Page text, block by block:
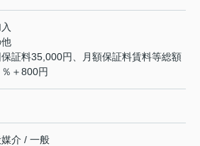
証料35,000円、月額保証料賃料等総額
＋800円
介 / 一般